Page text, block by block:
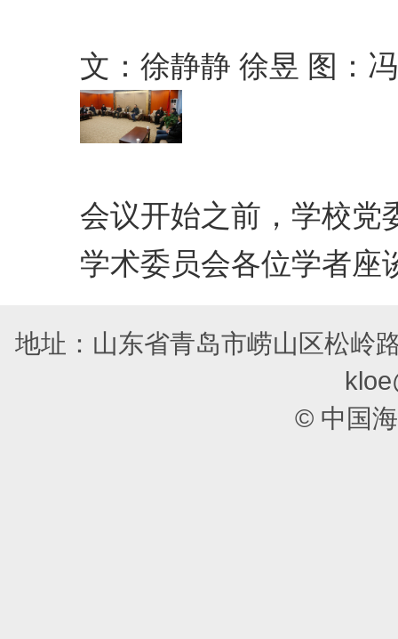
文：徐静静 徐昱 图：
会议开始之前，学校党
学术委员会各位学者座
地址：山东省青岛市崂山区松岭
© 中国